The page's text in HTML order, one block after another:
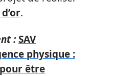
.
:SAV
physique :
être